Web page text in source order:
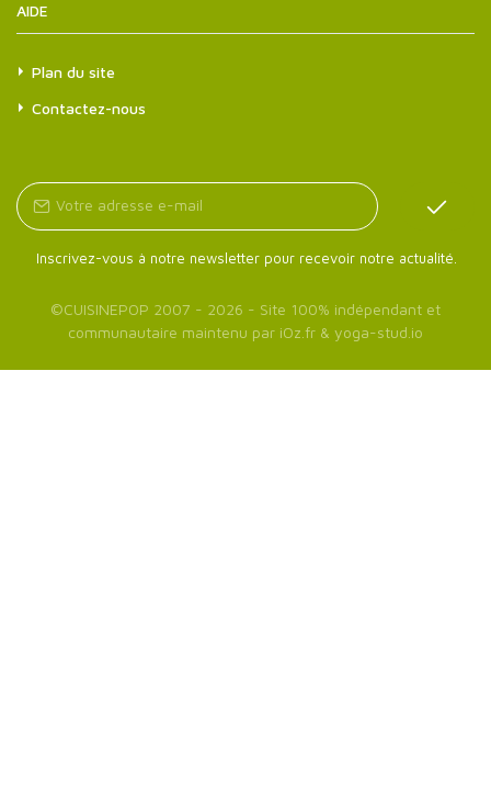
AIDE
Plan du site
Contactez-nous
Inscrivez-vous à notre newsletter pour recevoir notre actualité.
©CUISINEPOP 2007 - 2026 - Site 100% indépendant et
communautaire maintenu par iOz.fr & yoga-stud.io